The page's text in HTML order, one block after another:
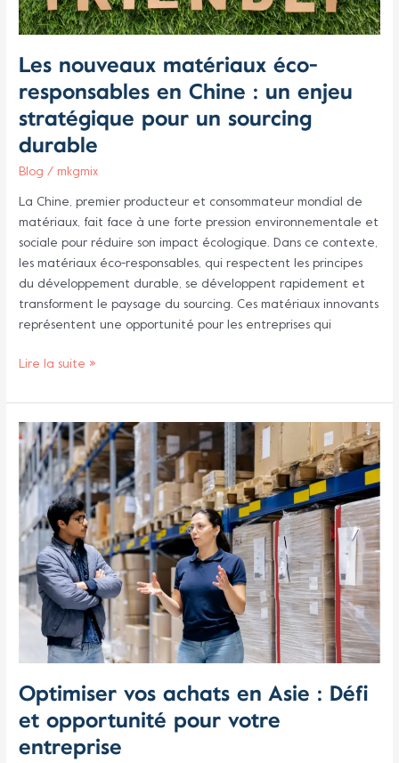
Les nouveaux matériaux éco-
responsables en Chine : un enjeu
stratégique pour un sourcing
durable
Blog / mkgmix
La Chine, premier producteur et consommateur mondial de
matériaux, fait face à une forte pression environnementale et
sociale pour réduire son impact écologique. Dans ce contexte,
les matériaux éco-responsables, qui respectent les principes
du développement durable, se développent rapidement et
transforment le paysage du sourcing. Ces matériaux innovants
représentent une opportunité pour les entreprises qui
stratégique
pour
sourcing
durable
Lire la suite »
Optimiser vos achats en Asie : Défi
et opportunité pour votre
entreprise
Optimiser
vos
achats
en
Défi
et
opportunité
pour
votre
entreprise